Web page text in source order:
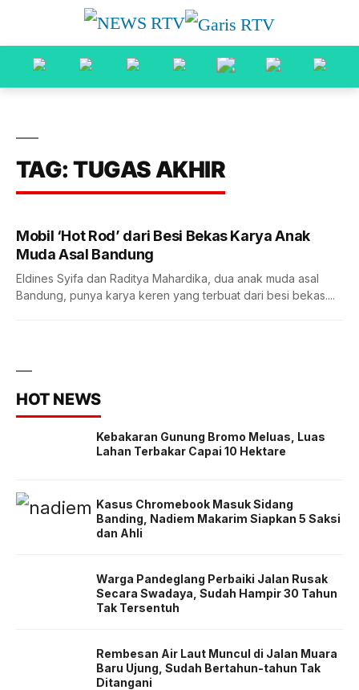
TAG: TUGAS AKHIR
Mobil ‘Hot Rod’ dari Besi Bekas Karya Anak
Muda Asal Bandung
Eldines Syifa dan Raditya Mahardika, dua anak muda asal
Bandung, punya karya keren yang terbuat dari besi bekas....
HOT NEWS
Kebakaran Gunung Bromo Meluas, Luas
Lahan Terbakar Capai 10 Hektare
Kasus Chromebook Masuk Sidang
Banding, Nadiem Makarim Siapkan 5 Saksi
dan Ahli
Warga Pandeglang Perbaiki Jalan Rusak
Secara Swadaya, Sudah Hampir 30 Tahun
Tak Tersentuh
Rembesan Air Laut Muncul di Jalan Muara
Baru Ujung, Sudah Bertahun-tahun Tak
Ditangani